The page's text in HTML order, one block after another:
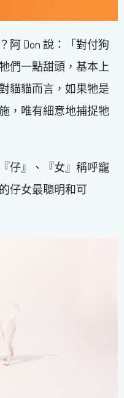
阿 Don 說：「對付狗
們一點甜頭，基本上
貓貓而言，如果牠是
，唯有細意地捕捉牠
仔』、『女』稱呼寵
仔女最聰明和可